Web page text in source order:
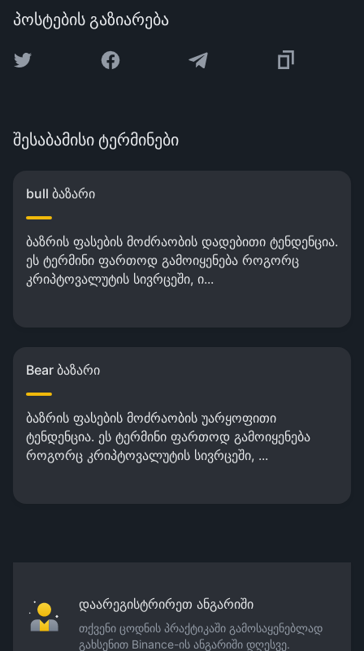
პოსტების გაზიარება
შესაბამისი ტერმინები
bull ბაზარი
ბაზრის ფასების მოძრაობის დადებითი ტენდენცია.
ეს ტერმინი ფართოდ გამოიყენება როგორც
კრიპტოვალუტის სივრცეში, ი...
Bear ბაზარი
ბაზრის ფასების მოძრაობის უარყოფითი
ტენდენცია. ეს ტერმინი ფართოდ გამოიყენება
როგორც კრიპტოვალუტის სივრცეში, ...
დაარეგისტრირეთ ანგარიში
თქვენი ცოდნის პრაქტიკაში გამოსაყენებლად
გახსენით Binance-ის ანგარიში დღესვე.